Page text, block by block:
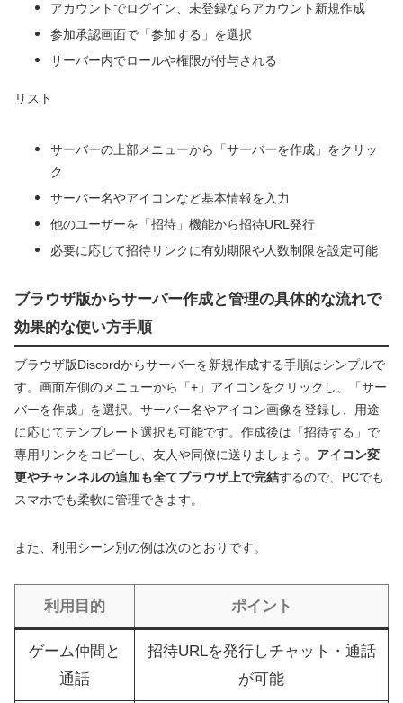
アカウントでログイン、未登録ならアカウント新規作成
参加承認画面で「参加する」を選択
サーバー内でロールや権限が付与される
リスト
サーバーの上部メニューから「サーバーを作成」をクリッ
ク
サーバー名やアイコンなど基本情報を入力
他のユーザーを「招待」機能から招待URL発行
必要に応じて招待リンクに有効期限や人数制限を設定可能
ブラウザ版からサーバー作成と管理の具体的な流れで
効果的な使い方手順
ブラウザ版Discordからサーバーを新規作成する手順はシンプルで
す。画面左側のメニューから「+」アイコンをクリックし、「サー
バーを作成」を選択。サーバー名やアイコン画像を登録し、用途
に応じてテンプレート選択も可能です。作成後は「招待する」で
専用リンクをコピーし、友人や同僚に送りましょう。 アイコン変
更やチャンネルの追加も全てブラウザ上で完結するので、PCでも
スマホでも柔軟に管理できます。
また、利用シーン別の例は次のとおりです。
利用目的 ポイント
ゲーム仲間と
通話
招待URLを発行しチャット・通話
が可能